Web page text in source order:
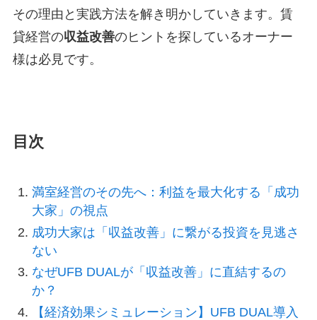
その理由と実践方法を解き明かしていきます。賃
貸経営の収益改善のヒントを探しているオーナー
様は必見です。
目次
満室経営のその先へ：利益を最大化する「成功
大家」の視点
成功大家は「収益改善」に繋がる投資を見逃さ
ない
なぜUFB DUALが「収益改善」に直結するの
か？
【経済効果シミュレーション】UFB DUAL導入